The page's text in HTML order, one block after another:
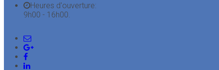
Heures d'ouverture:
9h00 - 16h00.